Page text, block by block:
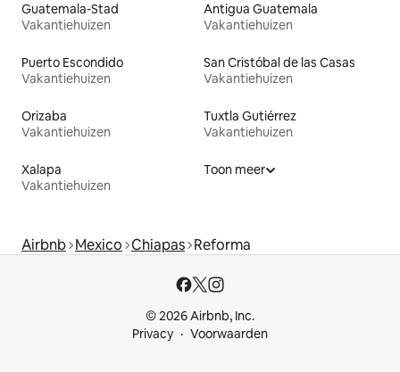
Guatemala-Stad
Vakantiehuizen
Antigua Guatemala
Vakantiehuizen
Puerto Escondido
Vakantiehuizen
San Cristóbal de las Casas
Vakantiehuizen
Orizaba
Vakantiehuizen
Tuxtla Gutiérrez
Vakantiehuizen
Xalapa
Vakantiehuizen
Toon meer
Airbnb Mexico Chiapas Reforma
© 2026 Airbnb, Inc.
Privacy
Voorwaarden